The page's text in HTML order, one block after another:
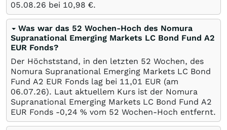
05.08.26 bei 10,98 €.
Was war das 52 Wochen-Hoch des Nomura
Supranational Emerging Markets LC Bond Fund A2
EUR Fonds?
Der Höchststand, in den letzten 52 Wochen, des
Nomura Supranational Emerging Markets LC Bond
Fund A2 EUR Fonds lag bei 11,01 EUR (am
06.07.26). Laut aktuellem Kurs ist der Nomura
Supranational Emerging Markets LC Bond Fund A2
EUR Fonds -0,24 % vom 52 Wochen-Hoch entfernt.